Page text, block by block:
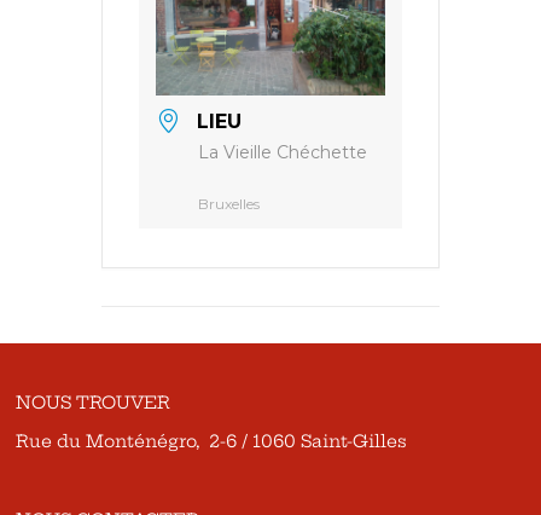
LIEU
La Vieille Chéchette
Bruxelles
NOUS TROUVER
Rue du Monténégro, 2-6 / 1060 Saint-Gilles